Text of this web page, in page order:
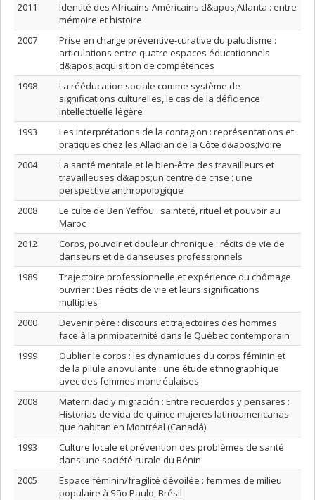
2011
Identité des Africains-Américains d&apos;Atlanta : entre
mémoire et histoire
2007
Prise en charge préventive-curative du paludisme :
articulations entre quatre espaces éducationnels
d&apos;acquisition de compétences
1998
La rééducation sociale comme système de
significations culturelles, le cas de la déficience
intellectuelle légère
1993
Les interprétations de la contagion : représentations et
pratiques chez les Alladian de la Côte d&apos;Ivoire
2004
La santé mentale et le bien-être des travailleurs et
travailleuses d&apos;un centre de crise : une
perspective anthropologique
2008
Le culte de Ben Yeffou : sainteté, rituel et pouvoir au
Maroc
2012
Corps, pouvoir et douleur chronique : récits de vie de
danseurs et de danseuses professionnels
1989
Trajectoire professionnelle et expérience du chômage
ouvrier : Des récits de vie et leurs significations
multiples
2000
Devenir père : discours et trajectoires des hommes
face à la primipaternité dans le Québec contemporain
1999
Oublier le corps : les dynamiques du corps féminin et
de la pilule anovulante : une étude ethnographique
avec des femmes montréalaises
2008
Maternidad y migración : Entre recuerdos y pensares :
Historias de vida de quince mujeres latinoamericanas
que habitan en Montréal (Canadá)
1993
Culture locale et prévention des problèmes de santé
dans une société rurale du Bénin
2005
Espace féminin/fragilité dévoilée : femmes de milieu
populaire à São Paulo, Brésil